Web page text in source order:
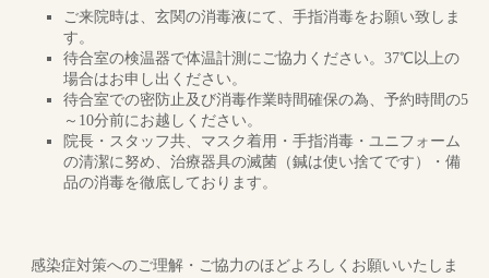
感染症対策へのご理解・ご協力のほどよろしくお願いいたしま